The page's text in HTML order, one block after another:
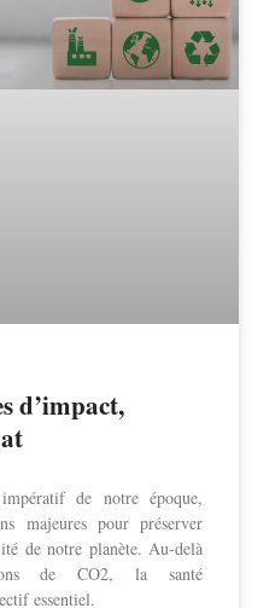
d’impact,
de notre époque,
majeures pour préserver
de notre planète. Au-delà
de CO2, la santé
essentiel.